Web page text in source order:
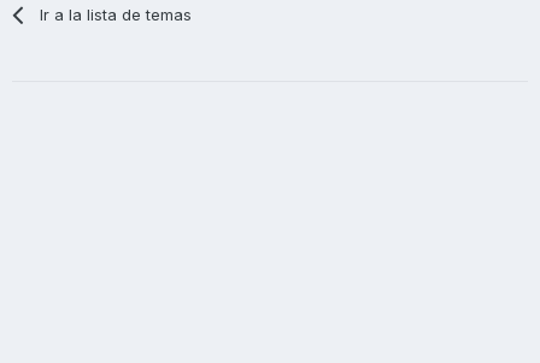
Ir a la lista de temas